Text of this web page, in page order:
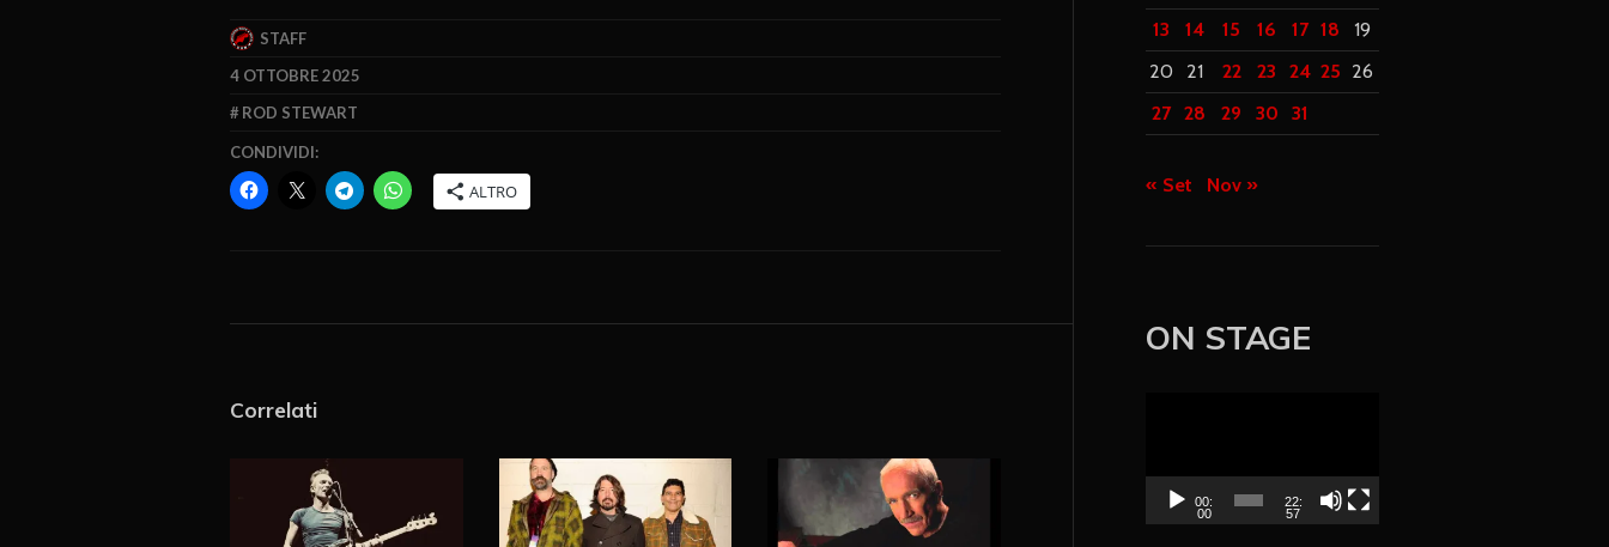
STAFF
4 OTTOBRE 2025
ROD STEWART
CONDIVIDI:
ALTRO
Correlati
13
14 15 16 17 18
19
20
21 22 23 24 25 26
27
28 29 30 31
« Set Nov »
ON STAGE
o
00:
00
22:
57